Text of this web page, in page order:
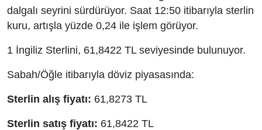
dalgalı seyrini sürdürüyor. Saat 12:50 itibarıyla sterlin
kuru, artışla yüzde 0,24 ile işlem görüyor.
1 İngiliz Sterlini, 61,8422 TL seviyesinde bulunuyor.
Sabah/Öğle itibarıyla döviz piyasasında:
Sterlin alış fiyatı: 61,8273 TL
Sterlin satış fiyatı: 61,8422 TL